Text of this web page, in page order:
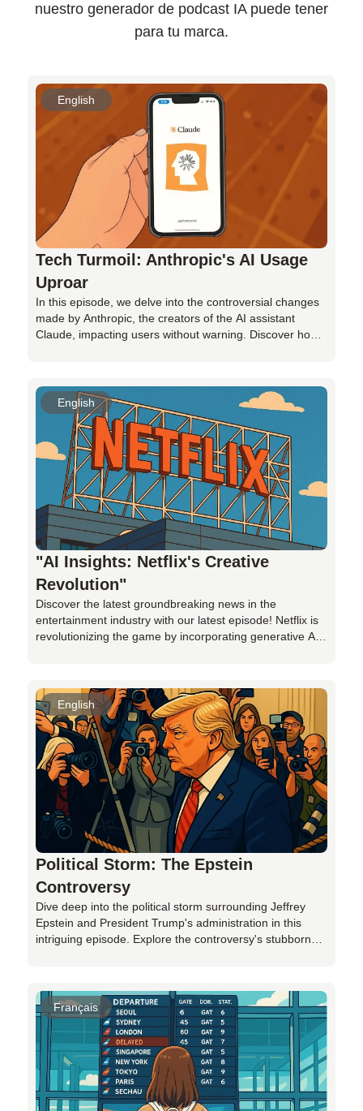
nuestro generador de podcast IA puede tener
para tu marca.
Tech Turmoil: Anthropic's AI Usage
Uproar
In this episode, we delve into the controversial changes
made by Anthropic, the creators of the AI assistant
Claude, impacting users without warning. Discover how
users are left in the dark, questioning the company's
transparency and pricing model. Join us as we explore
the implications of these unannounced limits, alongside
broader network issues, shedding light on the challenges
faced by both users and the company. Tune in for an
insightful discussion on the importance of
communication in maintaining user trust, even in the
world of advanced AI technology. Stay informed and
engaged with this compelling story on the evolving
landscape of AI services.
English
"AI Insights: Netflix's Creative
Revolution"
Discover the latest groundbreaking news in the
entertainment industry with our latest episode! Netflix is
revolutionizing the game by incorporating generative AI
tenfold to democratizing access to advanced visual
effects, AI is reshaping the way we experience content.
Join us as we delve into the impact of AI on Netflix's
productions, user experience, and financial success.
Learn how this tech giant is using AI as a tool to
enhance human creativity, not replace it. Don't miss out
on this insightful discussion on the future of
entertainment!
English
Political Storm: The Epstein
Controversy
Dive deep into the political storm surrounding Jeffrey
Epstein and President Trump's administration in this
intriguing episode. Explore the controversy's stubborn
Pam Bondi navigate this complex issue and the unique
challenges it poses for Trump's presidency. With
insightful analysis and engaging discussions, this
episode sheds light on why the Epstein scandal remains
a persistent challenge for the administration. Tune in to
unravel the layers of this intriguing and evolving political
saga.
English
Français